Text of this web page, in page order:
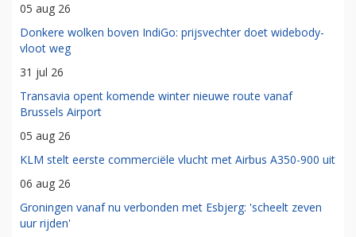
05 aug 26
Donkere wolken boven IndiGo: prijsvechter doet widebody-
vloot weg
31 jul 26
Transavia opent komende winter nieuwe route vanaf
Brussels Airport
05 aug 26
KLM stelt eerste commerciële vlucht met Airbus A350-900 uit
06 aug 26
Groningen vanaf nu verbonden met Esbjerg: 'scheelt zeven
uur rijden'